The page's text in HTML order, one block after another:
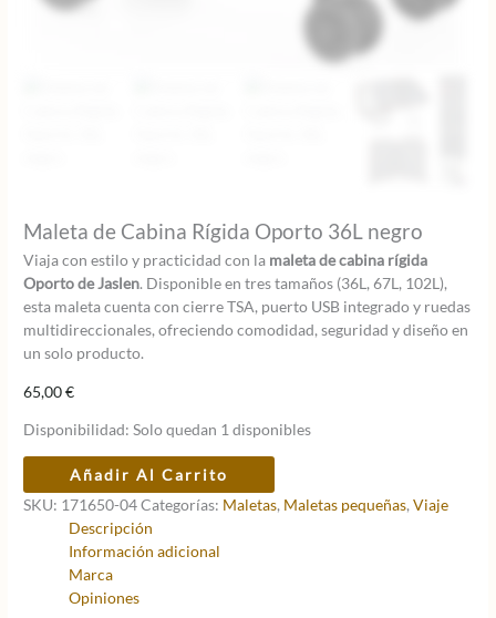
Maleta de Cabina Rígida Oporto 36L negro
Viaja con estilo y practicidad con la maleta de cabina rígida
Oporto de Jaslen. Disponible en tres tamaños (36L, 67L, 102L),
esta maleta cuenta con cierre TSA, puerto USB integrado y ruedas
multidireccionales, ofreciendo comodidad, seguridad y diseño en
un solo producto.
65,00€
Disponibilidad: Solo quedan 1 disponibles
de
Cabina
Oporto
Añadir Al Carrito
SKU: 171650-04Categorías: Maletas, Maletas pequeñas,Viaje
Descripción
Información adicional
Marca
Opiniones